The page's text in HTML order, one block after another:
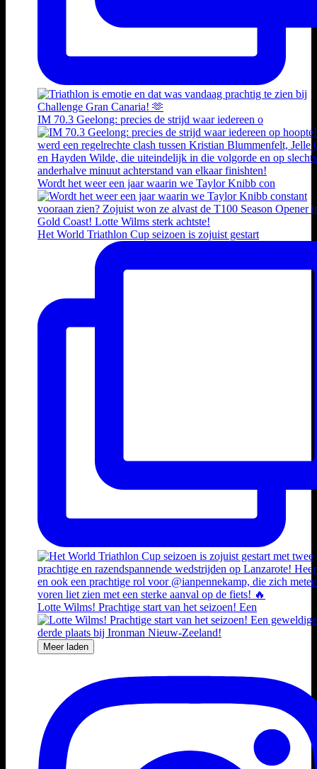
IM 70.3 Geelong: precies de strijd waar iedereen o
Wordt het weer een jaar waarin we Taylor Knibb con
Het World Triathlon Cup seizoen is zojuist gestart
Lotte Wilms! Prachtige start van het seizoen! Een
Meer laden